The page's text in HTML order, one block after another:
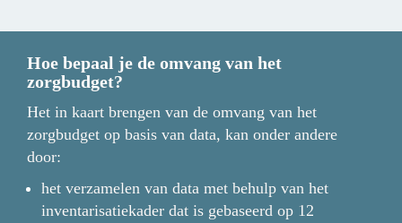
Hoe bepaal je de omvang van het
zorgbudget?
Het in kaart brengen van de omvang van het
zorgbudget op basis van data, kan onder andere
door:
het verzamelen van data met behulp van het
inventarisatiekader dat is gebaseerd op 12